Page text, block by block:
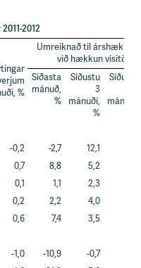
2012
Umreiknað til
við hækkun
%
Síðasta
mánuð,
%
Síðustu
3
mánuði,
%
Síðustu
mánuði,
-0,2 -2,7 12,1
0,7 8,8 5,2
0,1 1,1 2,3
0,2 2,2 4,0
0,6 7,4 3,5
-1,0 -10,9 -0,7